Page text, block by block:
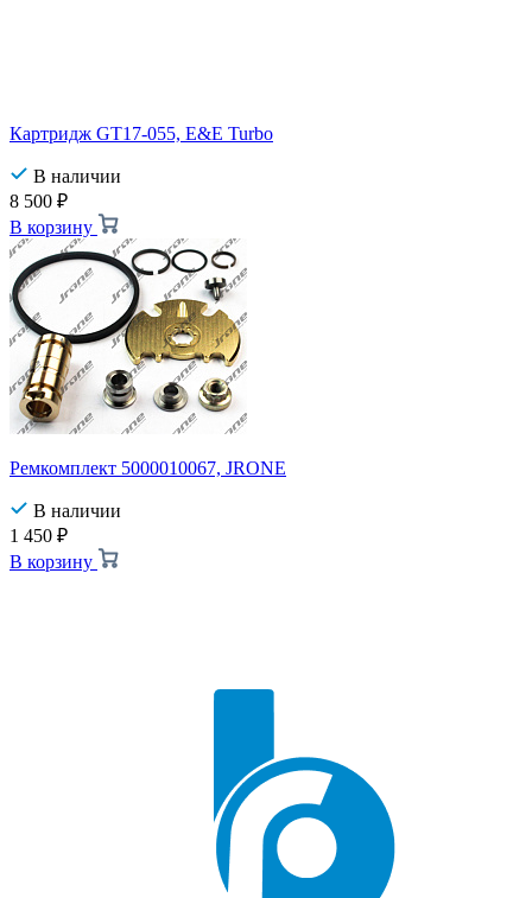
Картридж GT17-055, E&E Turbo
В наличии
8 500 ₽
В корзину
Ремкомплект 5000010067, JRONE
В наличии
1 450 ₽
В корзину